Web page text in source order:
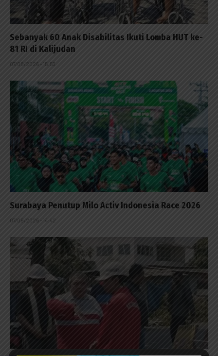
Sebanyak 60 Anak Disabilitas Ikuti Lomba HUT ke-
81 RI di Kalijudan
07/08/2026 - 15:53
Surabaya Penutup Milo Activ Indonesia Race 2026
07/08/2026 - 14:42